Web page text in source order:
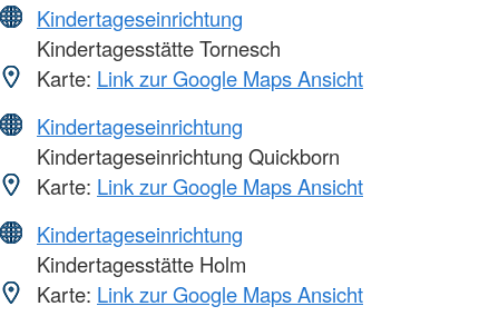
Kindertageseinrichtung
Kindertagesstätte Tornesch
Karte: Link zur Google Maps Ansicht
Kindertageseinrichtung
Kindertageseinrichtung Quickborn
Karte: Link zur Google Maps Ansicht
Kindertageseinrichtung
Kindertagesstätte Holm
Karte: Link zur Google Maps Ansicht